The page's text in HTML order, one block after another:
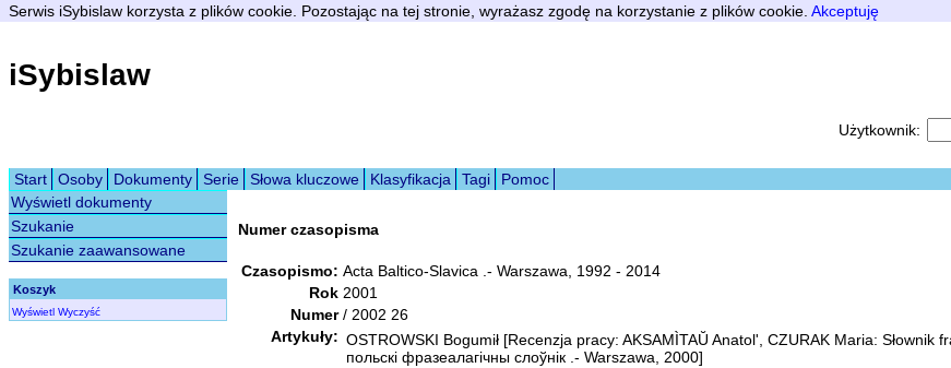
Serwis iSybislaw korzysta z plików cookie. Pozostając na tej stronie, wyrażasz zgodę na korzystanie z plików cookie. Akceptuję
iSybislaw
Użytkownik:
Start
Osoby Dokumenty Serie Słowa kluczowe Klasyfikacja Tagi
Pomoc
Wyświetl dokumenty
Szukanie
Szukanie zaawansowane
Koszyk
Wyświetl Wyczyść
Numer czasopisma
Czasopismo: Acta Baltico-Slavica .- Warszawa, 1992 - 2014
Rok 2001
Numer / 2002 26
Artykuły: OSTROWSKI Bogumił [Recenzja pracy: AKSAMÌTAŬ Anatol', CZURAK Maria: Słownik
польскi фразеалагiчны слоўнiк .- Warszawa, 2000]